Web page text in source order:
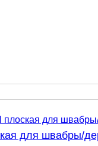
для швабры/